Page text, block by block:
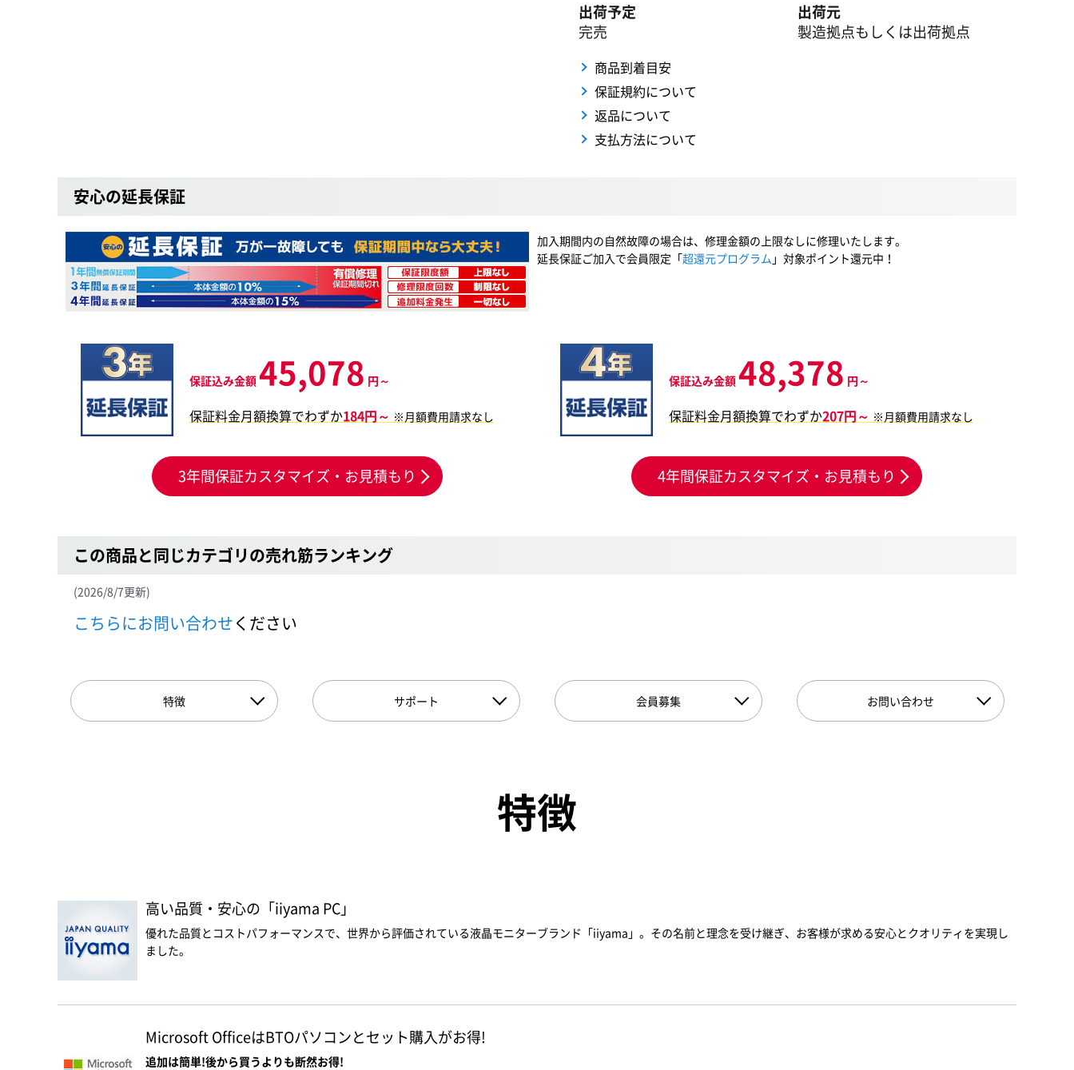
出荷予定
完売
出荷元
製造拠点もしくは出荷拠点
商品到着目安
保証規約について
返品について
支払方法について
安心の延長保証
加入期間内の自然故障の場合は、修理金額の上限なしに修理いたします。
延長保証ご加入で会員限定「超還元プログラム 」対象ポイント還元中！
保証込み金額45,078 円～
保証料金月額換算でわずか184円～ ※月額費用請求なし
3年間保証カスタマイズ・お見積もり
保証込み金額48,378 円～
保証料金月額換算でわずか207円～ ※月額費用請求なし
4年間保証カスタマイズ・お見積もり
この商品と同じカテゴリの売れ筋ランキング
(2026/8/7更新)
こちらにお問い合わせください
特徴 サポート 会員募集 お問い合わせ
特徴
高い品質・安心の「iiyama PC」
優れた品質とコストパフォーマンスで、世界から評価されている液晶モニターブランド「iiyama」。その名前と理念を受け継ぎ、お客様が求める安心とクオリティを実現し
ました。
Microsoft OfficeはBTOパソコンとセット購入がお得!
追加は簡単!後から買うよりも断然お得!